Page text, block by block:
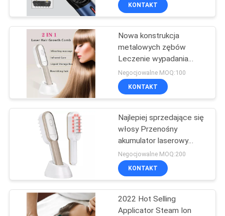
KONTROLA
JAKOŚCI
SKONTAKTUJ
NAMI
POPROSIĆ
WYCENĘ
HIFU/RF
przeciwzmarszczkowy
maszyna do
pielęgnacji oczu
KONTAKT
Nowa konstrukcja
metalowych zębów
Leczenie wypadania
włosów Ems Laserowy
masaż wibracyjny
Elektryczny grzebień na
płynnym przewodnikiem
Negocjowalne MOQ:100
KONTAKT
Najlepiej sprzedające się
włosy Przenośny
akumulator laserowy
grzebień do pielęgnacji
włosów Pielęgnacja
wzrostu włosów
Masaż laserowy grzebień
Negocjowalne MOQ:200
KONTAKT
2022 Hot Selling
Applicator Steam Ion